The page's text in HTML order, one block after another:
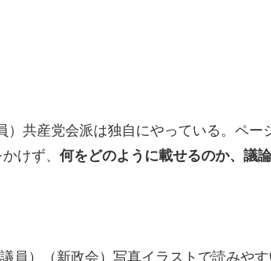
）共産党会派は独自にやっている。ペ
けず、 何をどのように載せるのか、議論
員）（新政会）写真イラストで読みや